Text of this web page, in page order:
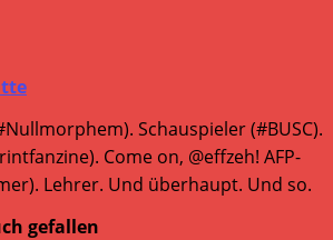
Schauspieler (#BUSC).
Come on, @effzeh! AFP-
Lehrer. Und überhaupt. Und so.
gefallen